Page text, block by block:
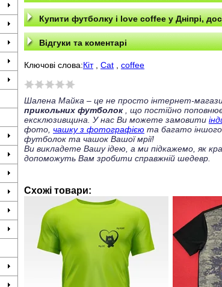
Купити футболку i love coffee у Дніпрі,
Відгуки та коментарі
Ключові слова:Кіт, Cat coffee
Шалена Майка – це не просто інтернет-
прикольних футболок, що постійно
ексклюзивщина. У нас Ви можете замовити
фото, чашку з фотографією та багато
футболок та чашок Вашої мрії!
Ви викладете Вашу ідею, а ми підкажемо, як
допоможуть Вам зробити справжній шедевр.
Схожі товари: